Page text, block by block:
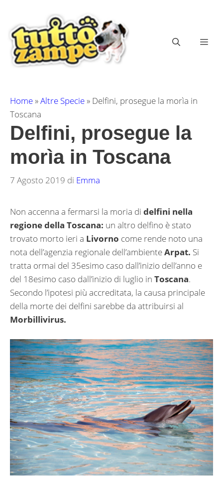
contenuto
Home»Altre Specie» Delfini, prosegue la morìa in
Toscana
Delfini, prosegue la
morìa in Toscana
7 Agosto 2019 di Emma
Non accenna a fermarsi la moria di delfini nella
regione della Toscana: un altro delfino è stato
trovato morto ieri a Livorno come rende noto una
nota dell’agenzia regionale dell’ambienteArpat. Si
tratta ormai del 35esimo caso dall’inizio dell’anno e
del 18esimo caso dall’inizio di luglio in Toscana.
Secondo l’ipotesi più accreditata, la causa principale
della morte dei delfini sarebbe da attribuirsi al
Morbillivirus.